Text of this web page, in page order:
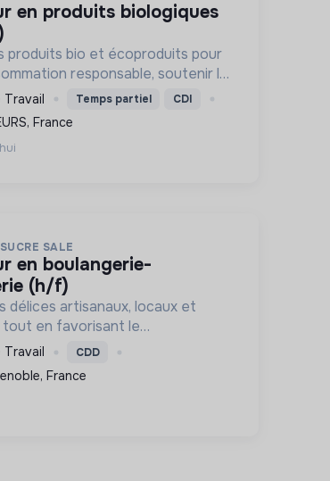
produits bio et écoproduits pour
responsable, soutenir la
et la solidarité, en limitant notre
Travail Temps partiel CDI
France
SALE
(h/f)
délices artisanaux, locaux et
tout en favorisant le
local et l'emploi, pour une
savoureuse et responsable.
Travail CDD
France